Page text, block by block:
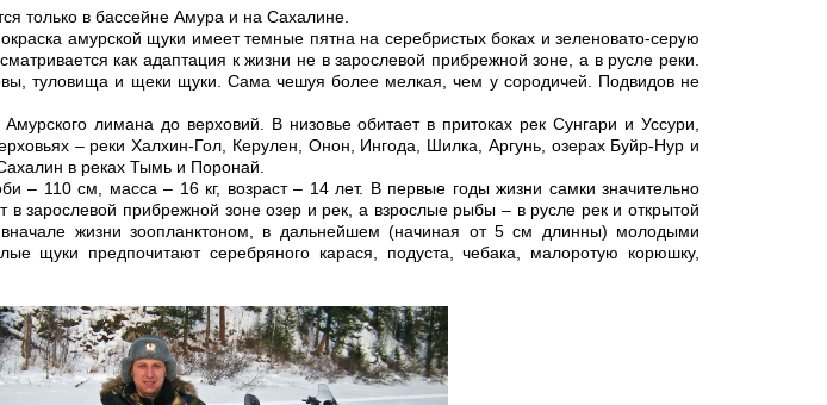
только в бассейне Амура и на Сахалине.
амурской щуки имеет темные пятна на серебристых боках и зеленовато-серую
как адаптация к жизни не в зарослевой прибрежной зоне, а в русле реки.
туловища и щеки щуки. Сама чешуя более мелкая, чем у сородичей. Подвидов не
лимана до верховий. В низовье обитает в притоках рек Сунгари и Уссури,
– реки Халхин-Гол, Керулен, Онон, Ингода, Шилка, Аргунь, озерах Буйр-Нур и
в реках Тымь и Поронай.
– 110 см, масса – 16 кг, возраст – 14 лет. В первые годы жизни самки значительно
зарослевой прибрежной зоне озер и рек, а взрослые рыбы – в русле рек и открытой
жизни зоопланктоном, в дальнейшем (начиная от 5 см длинны) молодыми
щуки предпочитают серебряного карася, подуста, чебака, малоротую корюшку,